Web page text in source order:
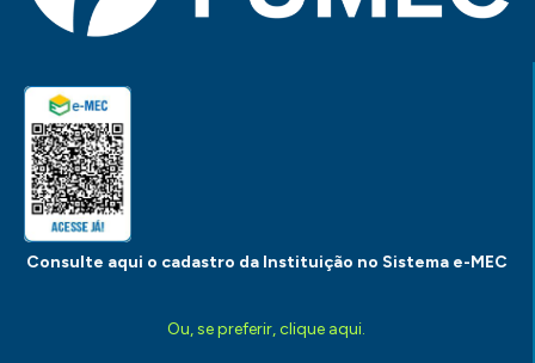
Consulte aqui o cadastro da Instituição no Sistema e-MEC
Ou, se preferir, clique aqui.